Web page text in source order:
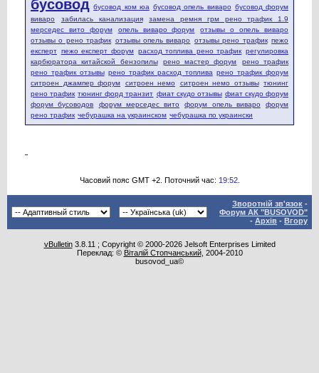
бусовод бусовод ком юа бусовод опель виваро бусовод форум
виваро
забилась канализация
замена ремня грм рено трафик 1.9
мерседес вито форум
опель виваро форум
отзывы о опель виваро
отзывы о рено трафик отзывы опель виваро отзывы рено трафик пежо
експерт пежо експерт форум расход топлива рено трафик регулировка
карбюратора китайской бензопилы
рено мастер форум
рено трафик
рено трафик отзывы рено трафик расход топлива рено трафик форум
ситроен джампер форум
ситроен немо ситроен немо отзывы тюнинг
рено трафик тюнинг форд транзит фиат скудо отзывы фиат скудо форум
форум бусоводов
форум мерседес вито форум опель виваро
форум
рено трафик чебурашка на украинском чебурашка по украински
Часовий пояс GMT +2. Поточний час: 19:52.
Зворотній зв'язок -
Форум АК "BUSOVOD"
- Архів - Вгору
vBulletin3.8.11 ; Copyright © 2000-2026 Jelsoft Enterprises Limited
Переклад: © Віталій Стопчанський, 2004-2010
busovod_ua©